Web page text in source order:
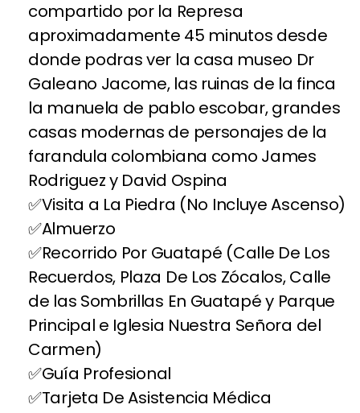
compartido por la Represa
aproximadamente 45 minutos desde
donde podras ver la casa museo Dr
Galeano Jacome, las ruinas de la finca
la manuela de pablo escobar, grandes
casas modernas de personajes de la
farandula colombiana como James
Rodriguez y David Ospina
Visita a La Piedra (No Incluye Ascenso)
Almuerzo
Recorrido Por Guatapé (Calle De Los
Recuerdos, Plaza De Los Zócalos, Calle
de las Sombrillas En Guatapé y Parque
Principal e Iglesia Nuestra Señora del
Carmen)
Guía Profesional
Tarjeta De Asistencia Médica